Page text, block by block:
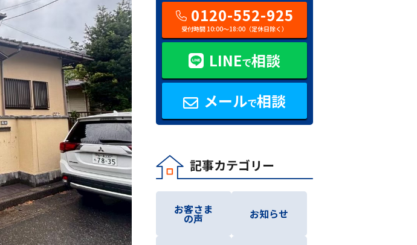
0120-552-925
受付時間 10:00〜18:00（定休日除く）
LINEで相談
メールで相談
記事カテゴリー
お客さま
の声 お知らせ